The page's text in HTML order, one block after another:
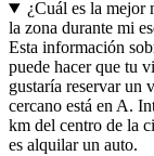
¿Cuál es la mejor
la zona durante mi
Esta información
puede hacer que tu
gustaría reservar un
cercano está en A.
km del centro de la
es alquilar un auto.